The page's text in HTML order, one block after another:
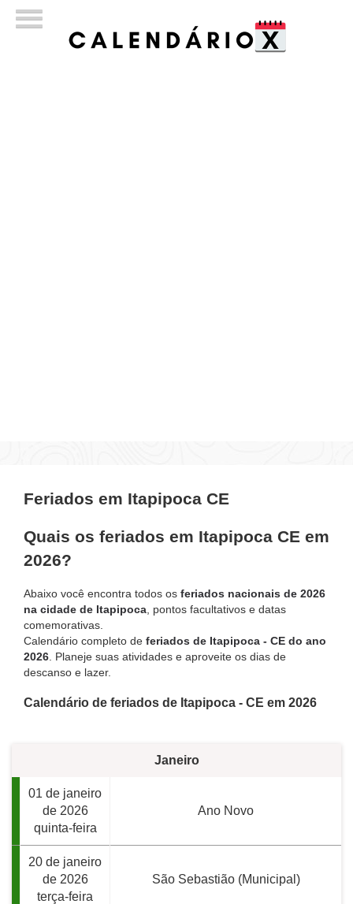
Feriados em Itapipoca CE
Quais os feriados em Itapipoca CE em
2026?
Abaixo você encontra todos os feriados nacionais de 2026
na cidade de Itapipoca, pontos facultativos e datas
comemorativas.
Calendário completo de feriados de Itapipoca - CE do ano
2026. Planeje suas atividades e aproveite os dias de
descanso e lazer.
Calendário de feriados de Itapipoca - CE em 2026
Janeiro
01 de janeiro
de 2026
quinta-feira
Ano Novo
20 de janeiro
de 2026
terça-feira
São Sebastião (Municipal)